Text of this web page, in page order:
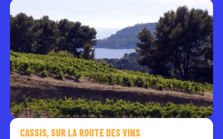
CASSIS, SUR LA ROUTE DES VINS